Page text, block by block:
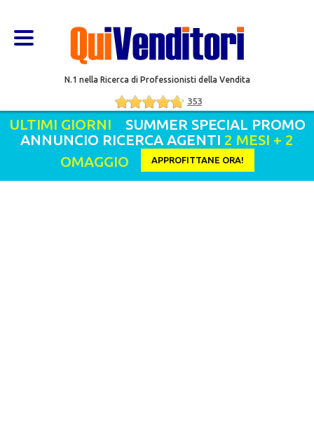
N.1 nella Ricerca di Professionisti della Vendita
353
ULTIMI GIORNI SUMMER SPECIAL PROMO
ANNUNCIO RICERCA AGENTI 2 MESI + 2
OMAGGIO
APPROFITTANE ORA!